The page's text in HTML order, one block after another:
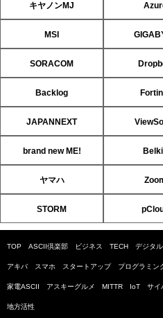
キヤノンMJ
MSI
SORACOM
Backlog
JAPANNEXT
brand new ME!
ヤマハ
STORM
TOP ASCII倶楽部 ビジネス TECH デジタル
アキバ スマホ スタートアップ プログラミン
家電ASCII アスキーグルメ MITTR IoT サイ
地方活性